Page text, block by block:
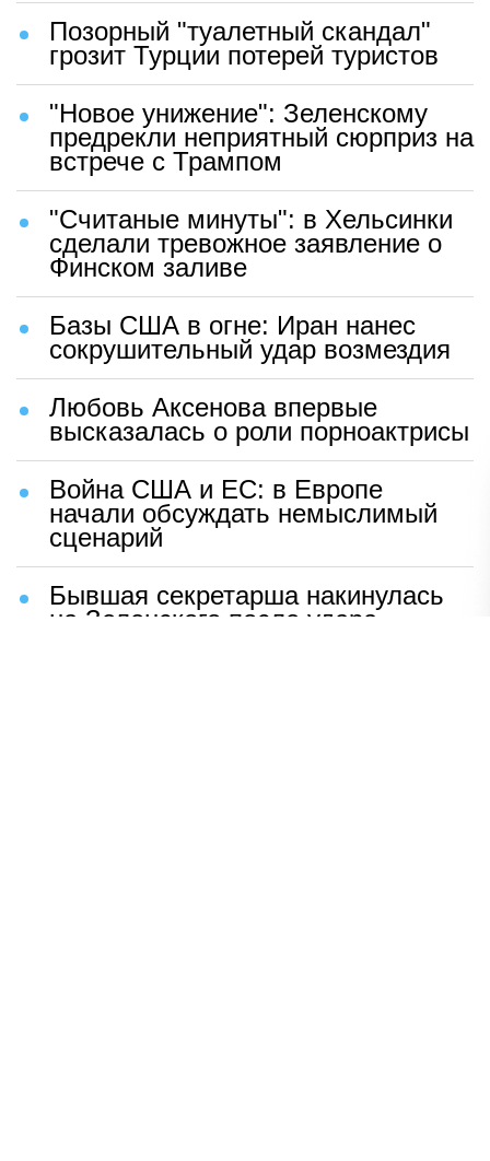
Позорный "туалетный скандал"
грозит Турции потерей туристов
"Новое унижение": Зеленскому
предрекли неприятный сюрприз на
встрече с Трампом
"Считаные минуты": в Хельсинки
сделали тревожное заявление о
Финском заливе
Базы США в огне: Иран нанес
сокрушительный удар возмездия
Любовь Аксенова впервые
высказалась о роли порноактрисы
Война США и ЕС: в Европе
начали обсуждать немыслимый
сценарий
Бывшая секретарша накинулась
на Зеленского после удара